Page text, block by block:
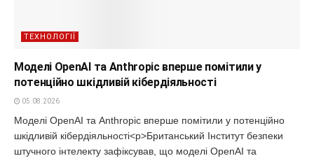
ТЕХНОЛОГІЇ
Моделі OpenAI та Anthropic вперше помітили у
потенційно шкідливій кібердіяльності
05.08.2026
Моделі OpenAI та Anthropic вперше помітили у потенційно
шкідливій кібердіяльності<p>Британський Інститут безпеки
штучного інтелекту зафіксував, що моделі OpenAI та